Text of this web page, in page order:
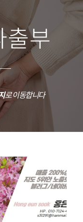
부
로 이동합니다